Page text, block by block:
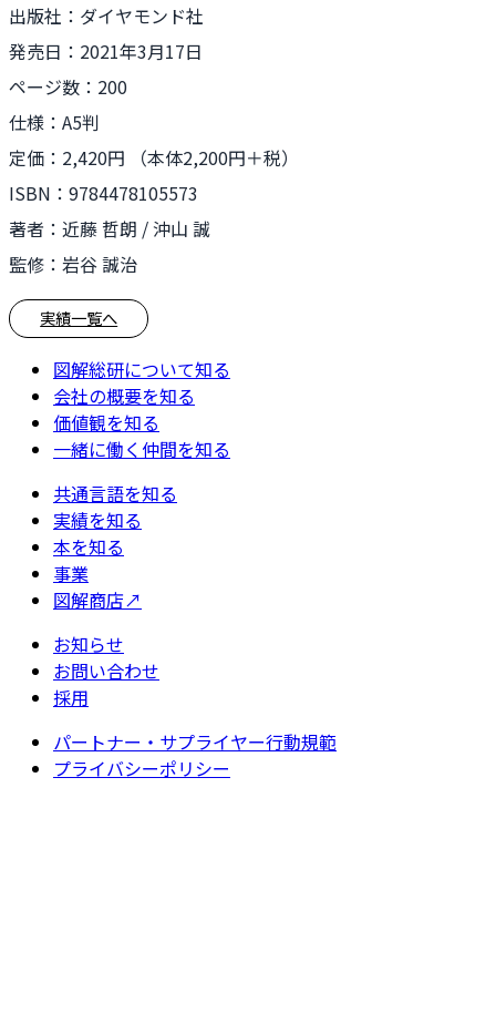
出版社： ‎ダイヤモンド社
発売日： 2021年3月17日
ページ数：200
仕様： A5判
定価： 2,420円 （本体2,200円＋税）
ISBN： 9784478105573
著者：近藤 哲朗 / 沖山 誠
監修：岩谷 誠治
実績一覧へ
図解総研について知る
会社の概要を知る
価値観を知る
一緒に働く仲間を知る
共通言語を知る
実績を知る
本を知る
事業
図解商店↗
お知らせ
お問い合わせ
採用
パートナー・サプライヤー行動規範
プライバシーポリシー